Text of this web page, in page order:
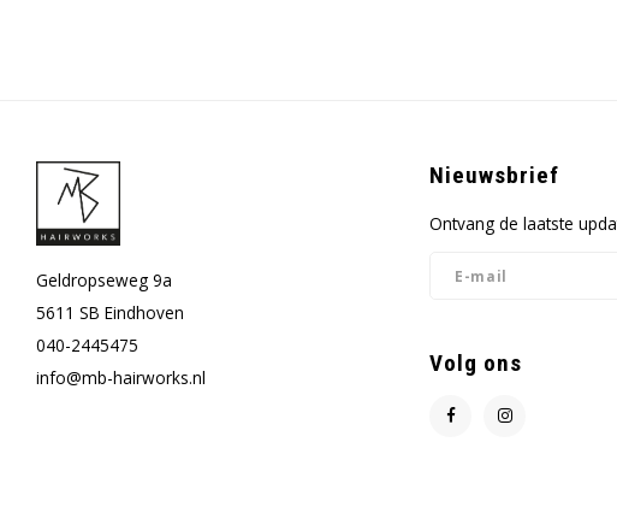
Geldropseweg 9a
5611 SB Eindhoven
040-2445475
info@mb-hairworks.nl
Nieuwsbrief
Ontvang de laatste
Volg ons